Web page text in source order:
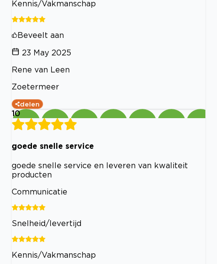
Kennis/Vakmanschap
Beveelt aan
23 May 2025
Rene van Leen
Zoetermeer
delen
10
goede snelle service
goede snelle service en leveren van kwaliteit
producten
Communicatie
Snelheid/levertijd
Kennis/Vakmanschap